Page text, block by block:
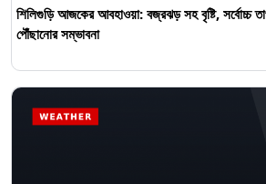
শিলিগুড়ি আজকের আবহাওয়া: বজ্রঝড় সহ বৃষ্টি, সর্বোচ্চ
পৌঁছানোর সম্ভাবনা